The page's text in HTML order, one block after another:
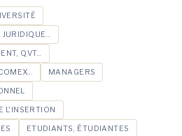
QVT...
MANAGERS
L'INSERTION
ETUDIANTS, ÉTUDIANTES